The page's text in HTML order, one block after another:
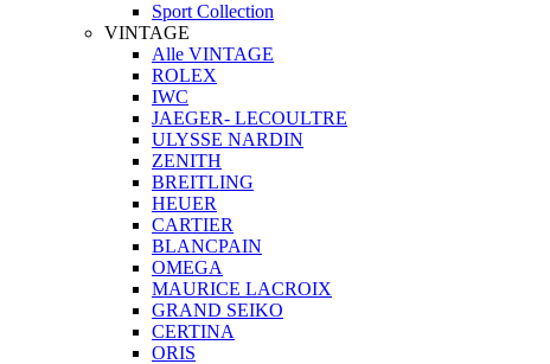
Sport Collection
VINTAGE
Alle VINTAGE
ROLEX
IWC
JAEGER- LECOULTRE
ULYSSE NARDIN
ZENITH
BREITLING
HEUER
CARTIER
BLANCPAIN
OMEGA
MAURICE LACROIX
GRAND SEIKO
CERTINA
ORIS